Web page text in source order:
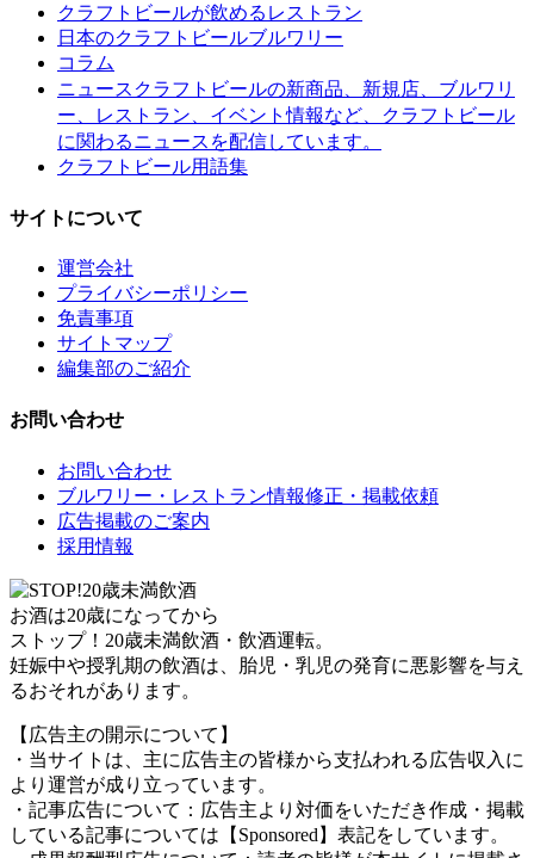
クラフトビールが飲めるレストラン
日本のクラフトビールブルワリー
コラム
ニュース クラフトビールの新商品、新規店、ブルワリ
ー、レストラン、イベント情報など、クラフトビール
に関わるニュースを配信しています。
クラフトビール用語集
サイトについて
運営会社
プライバシーポリシー
免責事項
サイトマップ
編集部のご紹介
お問い合わせ
お問い合わせ
ブルワリー・レストラン情報修正・掲載依頼
広告掲載のご案内
採用情報
お酒は20歳になってから
ストップ！20歳未満飲酒・飲酒運転。
妊娠中や授乳期の飲酒は、胎児・乳児の発育に悪影響を与え
るおそれがあります。
【広告主の開示について】
・当サイトは、主に広告主の皆様から支払われる広告収入に
より運営が成り立っています。
・記事広告について：広告主より対価をいただき作成・掲載
している記事については【Sponsored】表記をしています。